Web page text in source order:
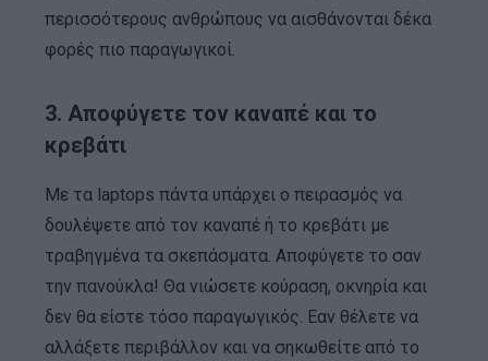
περισσότερους ανθρώπους να αισθάνονται δέκα
φορές πιο παραγωγικοί.
3. Αποφύγετε τον καναπέ και το
κρεβάτι
Με τα laptops πάντα υπάρχει ο πειρασμός να
δουλέψετε από τον καναπέ ή το κρεβάτι με
τραβηγμένα τα σκεπάσματα. Αποφύγετε το σαν
την πανούκλα! Θα νιώσετε κούραση, οκνηρία και
δεν θα είστε τόσο παραγωγικός. Εαν θέλετε να
αλλάξετε περιβάλλον και να σηκωθείτε από το